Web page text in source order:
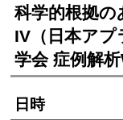
科学的根拠
IV（日本ア
学会 症例解析
日時